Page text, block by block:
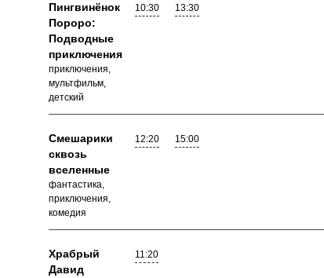
Пингвинёнок
Пороро:
Подводные
приключения
приключения,
мультфильм,
детский
10:30 13:30
Смешарики
сквозь
вселенные
фантастика,
приключения,
комедия
12:20 15:00
Храбрый
Давид
11:20